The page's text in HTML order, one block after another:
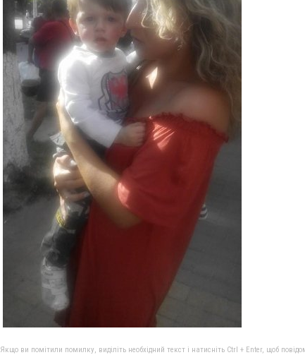
Якщо ви помітили помилку, виділіть необхідний текст і натисніть Ctrl + Enter, щоб